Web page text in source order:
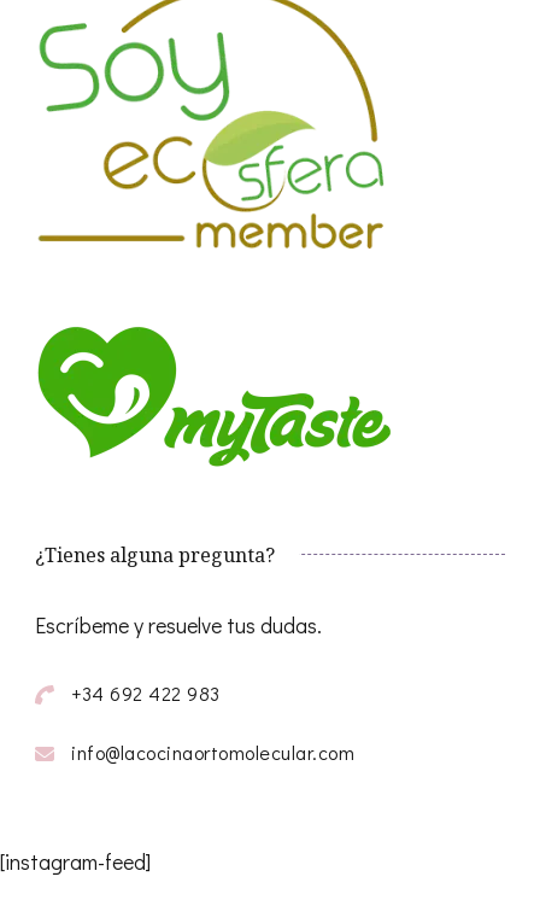
¿Tienes alguna pregunta?
Escríbeme y resuelve tus dudas.
+34 692 422 983
info@lacocinaortomolecular.com
[instagram-feed]